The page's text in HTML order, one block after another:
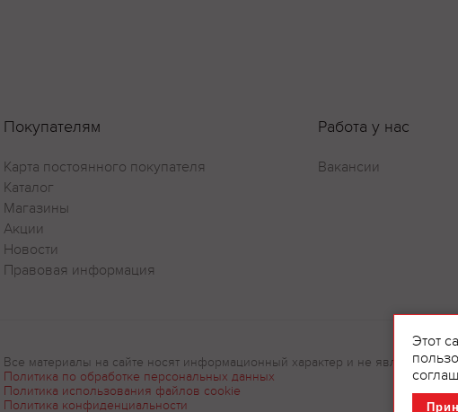
Покупателям
Карта постоянного покупателя
Каталог
Магазины
Акции
Новости
Правовая информация
Работа у нас
Вакансии
Все материалы на сайте носят информационный характер и не являются
Политика по обработке персональных данных
Политика использования файлов cookie
Политика конфиденциальности
Этот